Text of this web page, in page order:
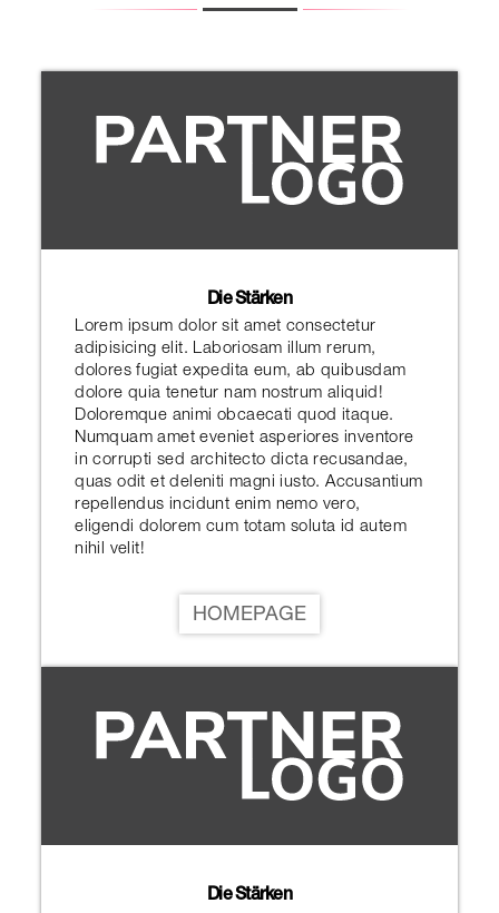
Die Stärken
Lorem ipsum dolor sit amet consectetur
adipisicing elit. Laboriosam illum rerum,
dolores fugiat expedita eum, ab quibusdam
dolore quia tenetur nam nostrum aliquid!
Doloremque animi obcaecati quod itaque.
Numquam amet eveniet asperiores inventore
in corrupti sed architecto dicta recusandae,
quas odit et deleniti magni iusto. Accusantium
repellendus incidunt enim nemo vero,
eligendi dolorem cum totam soluta id autem
nihil velit!
HOMEPAGE
Die Stärken